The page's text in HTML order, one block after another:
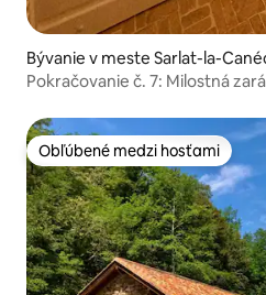
Bývanie v meste Sarlat-la-
Pokračovanie č. 7: Milostná
Obľúbené medzi hosťami
Obľúbené medzi hosťami